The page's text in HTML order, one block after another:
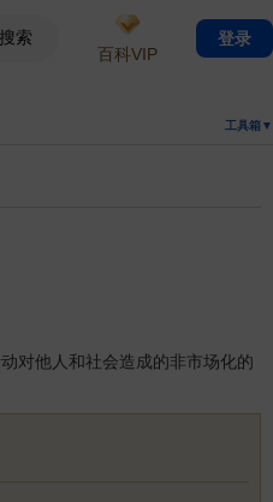
工具箱▼
对他人和社会造成的非市场化的
百科VIP
登录